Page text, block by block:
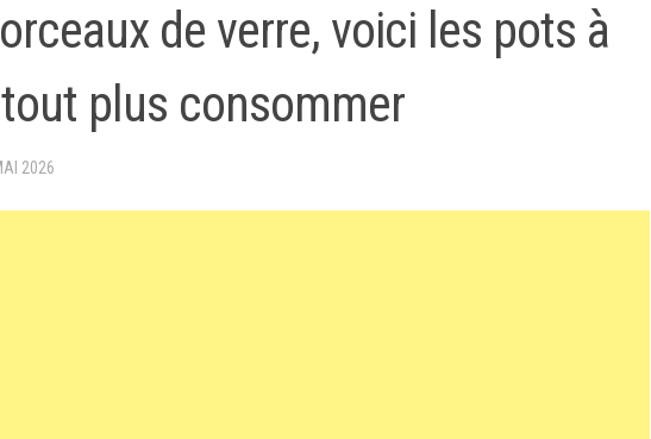
de verre, voici les pots à
plus consommer
2026